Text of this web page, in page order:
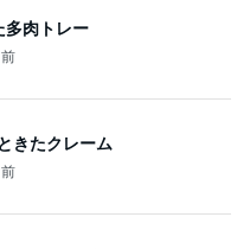
多肉トレー
きたクレーム